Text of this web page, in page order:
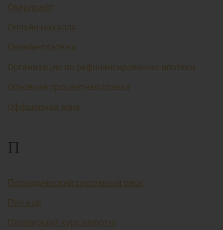
Овердрафт
Онлайн махалля
Онлайн-платежи
Организация по рефинансированию ипотеки
Основная процентная ставка
Оффшорная зона
П
Периодический системный риск
Пин-код
Плавающий курс валюты